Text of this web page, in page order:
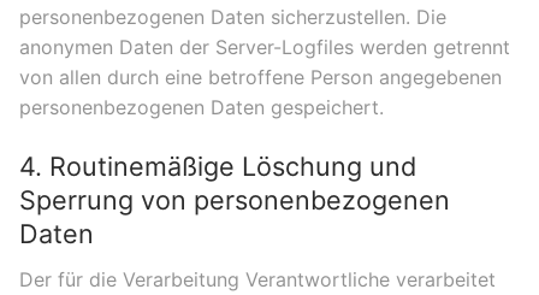
personenbezogenen Daten sicherzustellen. Die
anonymen Daten der Server-Logfiles werden getrennt
von allen durch eine betroffene Person angegebenen
personenbezogenen Daten gespeichert.
4. Routinemäßige Löschung und
Sperrung von personenbezogenen
Daten
Der für die Verarbeitung Verantwortliche verarbeitet